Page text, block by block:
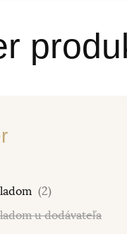
(2)
u dodávateľa